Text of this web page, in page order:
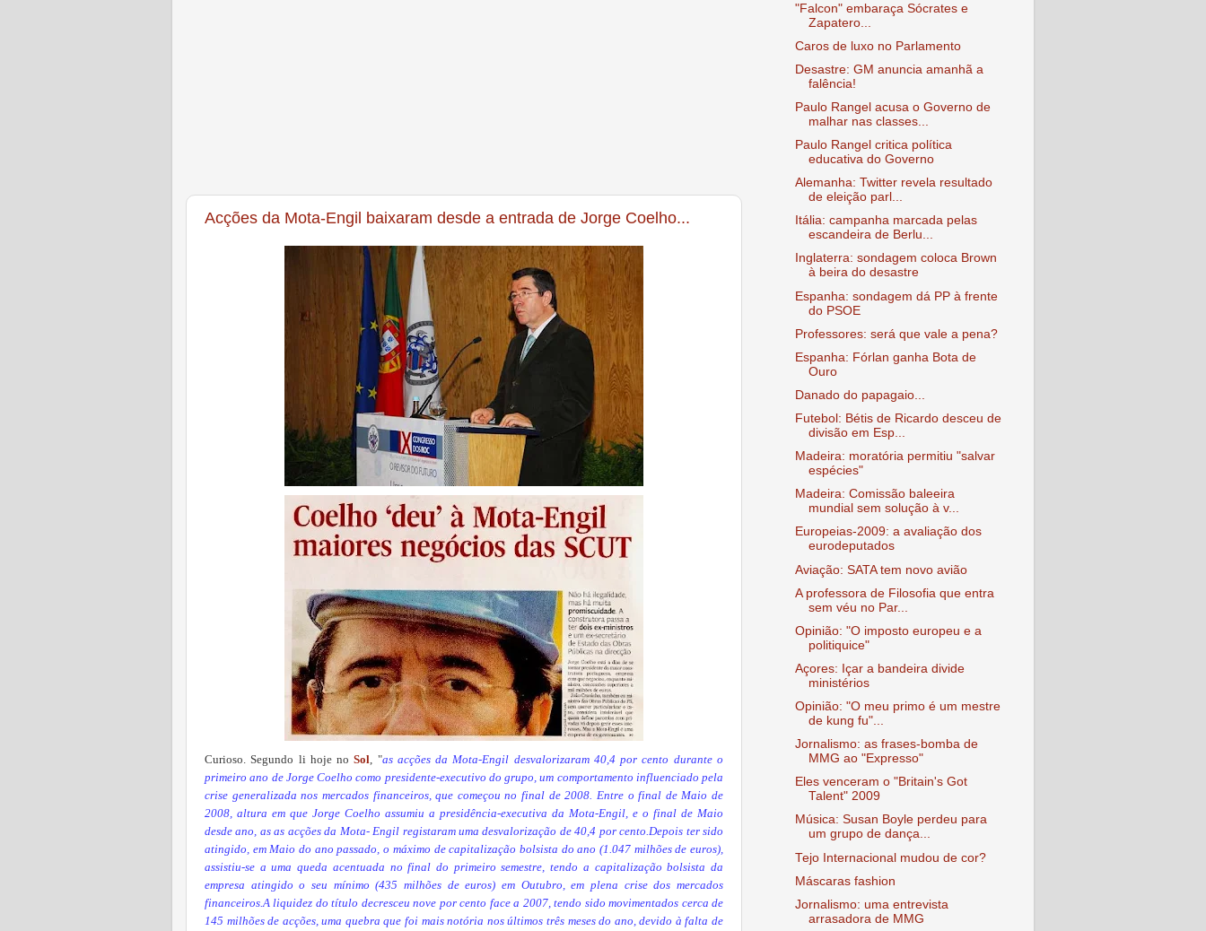
Acções da Mota-Engil baixaram desde a entrada de Jorge Coelho...
Curioso. Segundo li hoje noSol , "as acções da Mota-Engil desvalorizaram 40,4 por cento durante o
primeiro ano de Jorge Coelho como presidente-executivo do grupo, um comportamento influenciado pela
crise generalizada nos mercados financeiros, que começou no final de 2008. Entre o final de Maio de
2008, altura em que Jorge Coelho assumiu a presidência-executiva da Mota-Engil, e o final de Maio
desde ano, as as acções da Mota- Engil registaram uma desvalorização de 40,4 por cento.Depois ter sido
atingido, em Maio do ano passado, o máximo de capitalização bolsista do ano (1.047 milhões de euros),
assistiu-se a uma queda acentuada no final do primeiro semestre, tendo a capitalização bolsista da
empresa atingido o seu mínimo (435 milhões de euros) em Outubro, em plena crise dos mercados
financeiros.A liquidez do título decresceu nove por cento face a 2007, tendo sido movimentados cerca de
145 milhões de acções, uma quebra que foi mais notória nos últimos três meses do ano, devido à falta de
"Falcon" embaraça Sócrates e
Zapatero...
Caros de luxo no Parlamento
Desastre: GM anuncia amanhã a
falência!
Paulo Rangel acusa o Governo de
malhar nas classes...
Paulo Rangel critica política
educativa do Governo
Alemanha: Twitter revela resultado
de eleição parl...
Itália: campanha marcada pelas
escandeira de Berlu...
Inglaterra: sondagem coloca Brown
à beira do desastre
Espanha: sondagem dá PP à frente
do PSOE
Professores: será que vale a pena?
Espanha: Fórlan ganha Bota de
Ouro
Danado do papagaio...
Futebol: Bétis de Ricardo desceu de
divisão em Esp...
Madeira: moratória permitiu "salvar
espécies"
Madeira: Comissão baleeira
mundial sem solução à v...
Europeias-2009: a avaliação dos
eurodeputados
Aviação: SATA tem novo avião
A professora de Filosofia que entra
sem véu no Par...
Opinião: "O imposto europeu e a
politiquice"
Açores: Içar a bandeira divide
ministérios
Opinião: "O meu primo é um mestre
de kung fu"...
Jornalismo: as frases-bomba de
MMG ao "Expresso"
Eles venceram o "Britain's Got
Talent" 2009
Música: Susan Boyle perdeu para
um grupo de dança...
Tejo Internacional mudou de cor?
Máscaras fashion
Jornalismo: uma entrevista
arrasadora de MMG